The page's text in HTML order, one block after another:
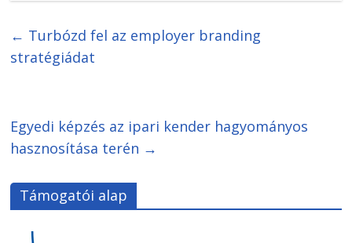
← Turbózd fel az employer branding
stratégiádat
Egyedi képzés az ipari kender hagyományos
hasznosítása terén →
Támogatói alap